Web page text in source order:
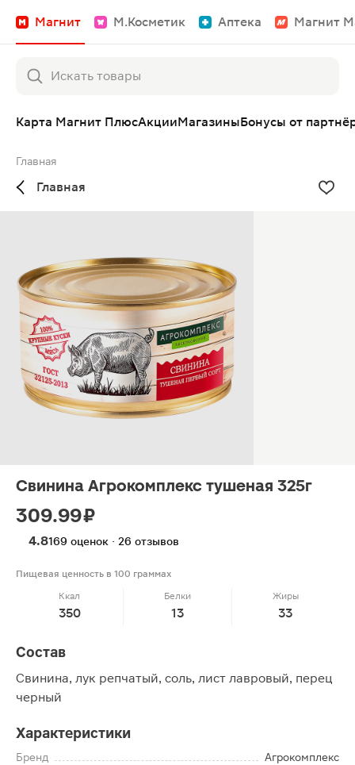
Магнит М.Косметик Аптека Магнит
Карта Магнит ПлюсАкцииМагазиныБонусы от
Главная
Главная
Свинина Агрокомплекс тушеная 325г
309.99 ₽
4.8169 оценок · 26 отзывов
Пищевая ценность в 100 граммах
Ккал
350
Белки
13
Жиры
33
Состав
Свинина, лук репчатый, соль, лист лавровый, перец
черный
Характеристики
Бренд
Агрокомплекс